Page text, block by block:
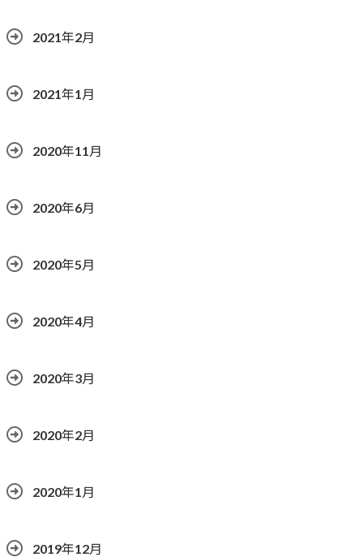
2021年2月
2021年1月
2020年11月
2020年6月
2020年5月
2020年4月
2020年3月
2020年2月
2020年1月
2019年12月